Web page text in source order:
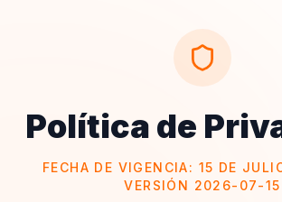
Política de
FECHA DE VIGENCIA: 15 DE
VERSIÓN 2026-07-15